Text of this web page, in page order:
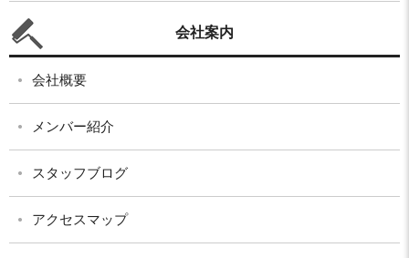
会社案内
会社概要
メンバー紹介
スタッフブログ
アクセスマップ